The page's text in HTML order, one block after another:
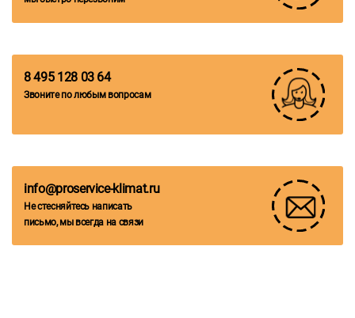
8 495 128 03 64
Звоните по любым вопросам
info@proservice-klimat.ru
Не стесняйтесь написать
письмо, мы всегда на связи